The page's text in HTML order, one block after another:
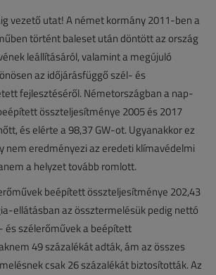
vezető utat! A német kormány 2011-ben a
történt baleset után döntött az ország
leállításáról, valamint a megújuló
az időjárásfüggő szél- és
fejlesztéséről. Németországban a nap-
összteljesítménye 2005 és 2017
és elérte a 98,37 GW-ot. Ugyanakkor ez
nem eredményezi az eredeti klímavédelmi
a helyzet tovább romlott.
beépített összteljesítménye 202,43
ellátásban az össztermelésük pedig nettó
és szélerőművek a beépített
49 százalékát adták, ám az összes
csak 26 százalékát biztosították. Az